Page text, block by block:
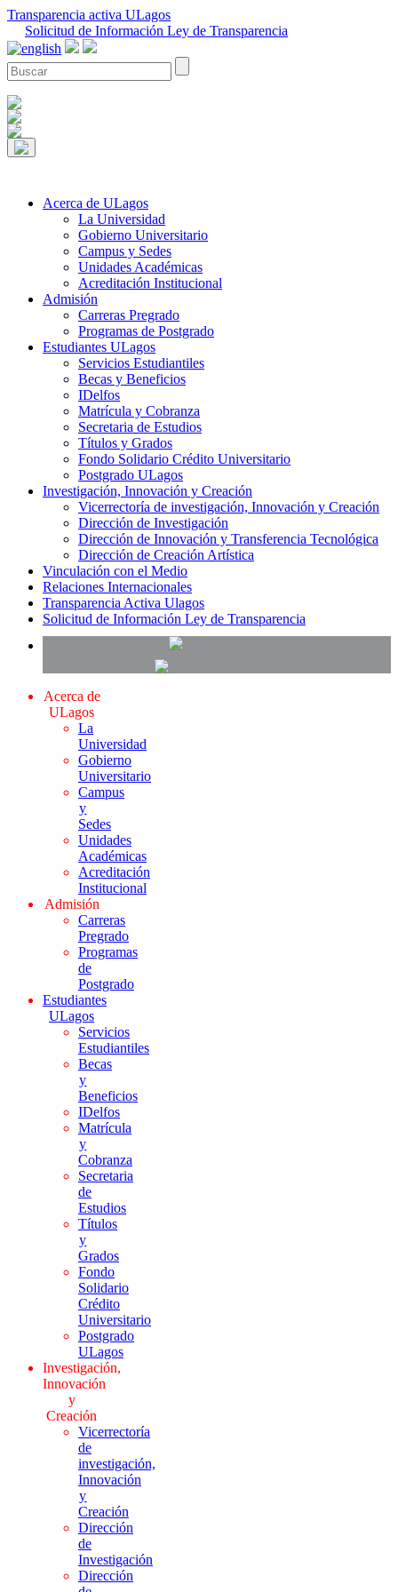
Transparencia activa ULagos
Solicitud de Información Ley de Transparencia
Acerca de ULagos
La Universidad
Gobierno Universitario
Campus y Sedes
Unidades Académicas
Acreditación Institucional
Admisión
Carreras Pregrado
Programas de Postgrado
Estudiantes ULagos
Servicios Estudiantiles
Becas y Beneficios
IDelfos
Matrícula y Cobranza
Secretaria de Estudios
Títulos y Grados
Fondo Solidario Crédito Universitario
Postgrado ULagos
Investigación, Innovación y Creación
Vicerrectoría de investigación, Innovación y Creación
Dirección de Investigación
Dirección de Innovación y Transferencia Tecnológica
Dirección de Creación Artística
Vinculación con el Medio
Relaciones Internacionales
Transparencia Activa Ulagos
Solicitud de Información Ley de Transparencia
Acerca de
ULagos
La
Universidad
Gobierno
Universitario
Campus
y
Sedes
Unidades
Académicas
Acreditación
Institucional
Admisión
Carreras
Pregrado
Programas
de
Postgrado
Estudiantes
ULagos
Servicios
Estudiantiles
Becas
y
Beneficios
IDelfos
Matrícula
y
Cobranza
Secretaria
de
Estudios
Títulos
y
Grados
Fondo
Solidario
Crédito
Universitario
Postgrado
ULagos
Investigación,
Innovación
y
Creación
Vicerrectoría
de
investigación,
Innovación
y
Creación
Dirección
de
Investigación
Dirección